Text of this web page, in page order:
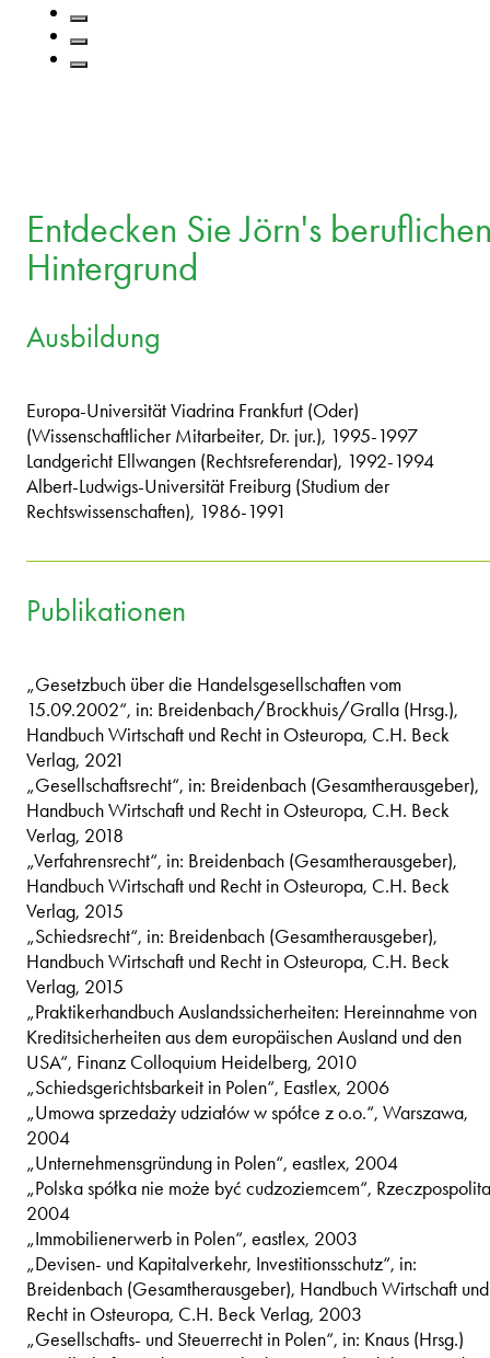
Entdecken Sie Jörn's
Hintergrund
Ausbildung
Europa-Universität Viadrina Frankfurt (Oder)
(Wissenschaftlicher Mitarbeiter, Dr. jur.), 1995-1997
Landgericht Ellwangen (Rechtsreferendar), 1992-1994
Albert-Ludwigs-Universität Freiburg (Studium der
Rechtswissenschaften), 1986-1991
Publikationen
„Gesetzbuch über die Handelsgesellschaften vom
15.09.2002“, in: Breidenbach/Brockhuis/Gralla (Hrsg.),
Handbuch Wirtschaft und Recht in Osteuropa, C.H. Beck
Verlag, 2021
„Gesellschaftsrecht“, in: Breidenbach (Gesamtherausgeber),
Handbuch Wirtschaft und Recht in Osteuropa, C.H. Beck
Verlag, 2018
„Verfahrensrecht“, in: Breidenbach (Gesamtherausgeber),
Handbuch Wirtschaft und Recht in Osteuropa, C.H. Beck
Verlag, 2015
„Schiedsrecht“, in: Breidenbach (Gesamtherausgeber),
Handbuch Wirtschaft und Recht in Osteuropa, C.H. Beck
Verlag, 2015
„Praktikerhandbuch Auslandssicherheiten: Hereinnahme von
Kreditsicherheiten aus dem europäischen Ausland und den
USA“, Finanz Colloquium Heidelberg, 2010
„Schiedsgerichtsbarkeit in Polen“, Eastlex, 2006
„Umowa sprzedaży udziałów w spółce z o.o.“, Warszawa,
2004
„Unternehmensgründung in Polen“, eastlex, 2004
„Polska spółka nie może być cudzoziemcem“,
2004
„Immobilienerwerb in Polen“, eastlex, 2003
„Devisen- und Kapitalverkehr, Investitionsschutz“, in:
Breidenbach (Gesamtherausgeber), Handbuch Wirtschaft und
Recht in Osteuropa, C.H. Beck Verlag, 2003
„Gesellschafts- und Steuerrecht in Polen“, in: Knaus (Hrsg.)